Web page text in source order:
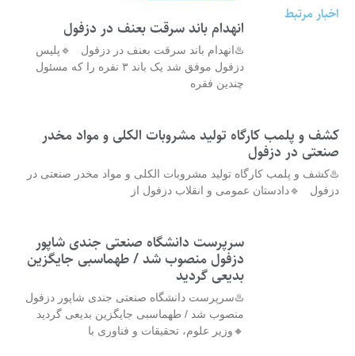
اخبار مرتبط
انهدام باند سرقت بعنف در دزفول
♨️انهدام باند سرقت بعنف در دزفول 🔹پلیس
دزفول موفق شد یک باند ۳ نفره را که مسئول
چندین فقره
کشف و پلمب کارگاه تولید مشروبات الکلی و مواد مخدر
صنعتی در دزفول
♨️کشف و پلمب کارگاه تولید مشروبات الکلی و مواد مخدر صنعتی در
دزفول 🔹دادستان عمومی و انقلاب دزفول از
سرپرست دانشگاه صنعتی جندی شاپور
دزفول منصوب شد / طهماسبی جایگزین
بدیعی گردید
♨️سرپرست دانشگاه صنعتی جندی شاپور دزفول
منصوب شد / طهماسبی جایگزین بدیعی گردید
🔸وزیر علوم، تحقیقات و فناوری با